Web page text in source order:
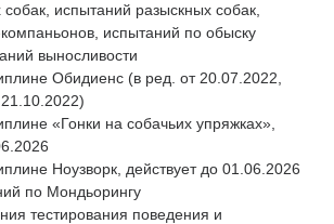
собак, испытаний разыскных собак,
испытаний по обыску
выносливости
Обидиенс (в ред. от 20.07.2022,
21.10.2022)
«Гонки на собачьих упряжках»,
Ноузворк, действует до 01.06.2026
по Мондьорингу
тестирования поведения и